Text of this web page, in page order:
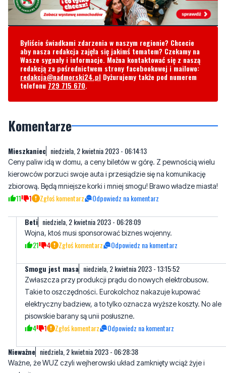
Więcej o nowych cenach biletów MZK Wejherowo poczytać można
Byliście świadkami zdarzenia w naszym regionie? Chcecie
aby nasza redakcja zajęła się jakimś tematem? Czekamy na
redakcją za pośrednictwem strony facebookowej i mailowo:
telefonu729 715 670
Komentarze
Mieszkaniec niedziela, 2 kwietnia 2023 - 06:14:13
Ceny paliw idą w domu, a ceny biletów w górę. Z pewnością wielu
zbiorową. Będą mniejsze korki i mniej smogu! Brawo władze miasta!
1 Zgłoś komentarz Odpowiedz na komentarz
Wojna, ktoś musi sponsorować biznes wojenny.
21 4 Zgłoś komentarz Odpowiedz na komentarz
Smogu jest masa niedziela, 2 kwietnia 2023 - 13:15:52
Zwłaszcza przy produkcji prądu do nowych elektrobusow.
Takie to oszczędności. Eurokolchoz nakazuje kupować
pisowskie barany są unii posłuszne.
4 1 Zgłoś komentarz Odpowiedz na komentarz